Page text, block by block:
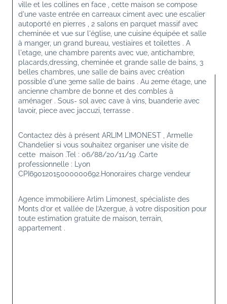
ville et les collines en face , cette maison se compose
d'une vaste entrée en carreaux ciment avec une escalier
autoporté en pierres , 2 salons en parquet massif avec
cheminée et vue sur l'église, une cuisine équipée et salle
à manger, un grand bureau, vestiaires et toilettes . A
l'etage, une chambre parents avec vue, antichambre,
placards,dressing, cheminée et grande salle de bains, 3
belles chambres, une salle de bains avec création
possible d'une 3eme salle de bains . Au 2eme étage, une
ancienne chambre de bonne et des combles à
aménager . Sous- sol avec cave à vins, buanderie avec
lavoir, piece avec jaccuzi, terrasse .
Contactez dès à présent ARLIM LIMONEST , Armelle
Chandelier si vous souhaitez organiser une visite de
cette  maison .Tel : 06/88/20/11/19 .Carte
professionnelle : Lyon
CPI69012015000000692.Honoraires charge vendeur
Agence immobiliere Arlim Limonest, spécialiste des
Monts d’or et vallée de l’Azergue, à votre disposition pour
toute estimation gratuite de maison, terrain,
appartement .